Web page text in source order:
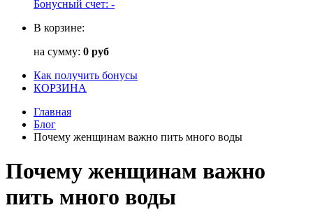
Бонусный счет: -
В корзине:
на сумму: 0 руб
Как получить бонусы
КОРЗИНА
Главная
Блог
Почему женщинам важно пить много воды
Почему женщинам важно
пить много воды